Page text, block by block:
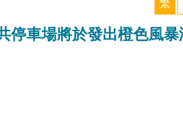
繁
停車場將於發出橙色風暴